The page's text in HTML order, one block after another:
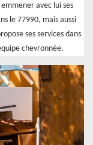
avec lui ses
le 77990, mais aussi
ses services dans
chevronnée.